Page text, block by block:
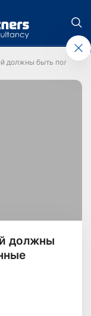
должны быть
должны